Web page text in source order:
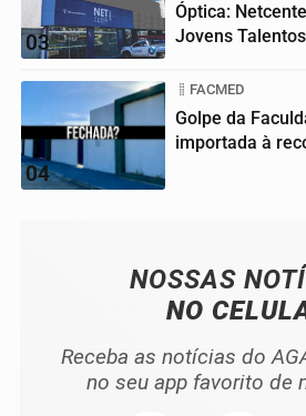
03
Óptica:
Jovens
04
FACMED
Golpe da
importada à
NOSSAS
NO
Receba as notícias do
no seu app favorito de